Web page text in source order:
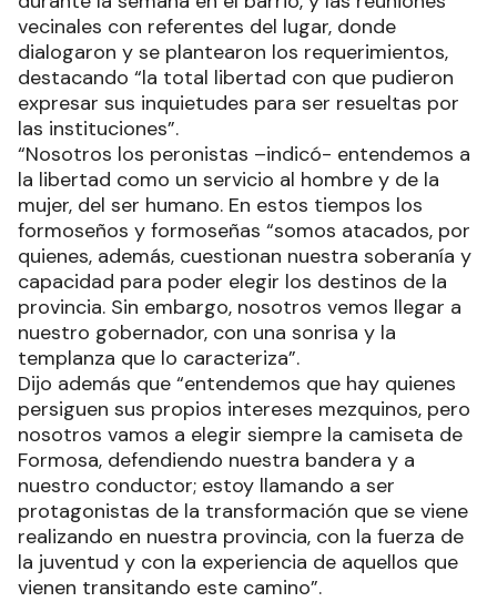
vecinales con referentes del lugar, donde
dialogaron y se plantearon los requerimientos,
destacando “la total libertad con que pudieron
expresar sus inquietudes para ser resueltas por
las instituciones”.
“Nosotros los peronistas –indicó- entendemos a
la libertad como un servicio al hombre y de la
mujer, del ser humano. En estos tiempos los
formoseños y formoseñas “somos atacados, por
quienes, además, cuestionan nuestra soberanía y
capacidad para poder elegir los destinos de la
provincia. Sin embargo, nosotros vemos llegar a
nuestro gobernador, con una sonrisa y la
templanza que lo caracteriza”.
Dijo además que “entendemos que hay quienes
persiguen sus propios intereses mezquinos, pero
nosotros vamos a elegir siempre la camiseta de
Formosa, defendiendo nuestra bandera y a
nuestro conductor; estoy llamando a ser
protagonistas de la transformación que se viene
realizando en nuestra provincia, con la fuerza de
la juventud y con la experiencia de aquellos que
vienen transitando este camino”.